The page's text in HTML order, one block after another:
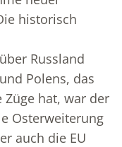
historisch
Russland
Polens, das
hat, war der
Osterweiterung
auch die EU